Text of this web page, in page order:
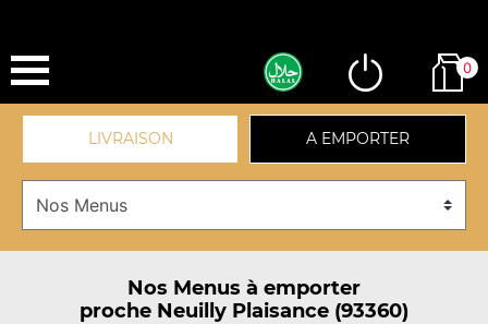
0
LIVRAISON A EMPORTER
Nos Menus à emporter
proche Neuilly Plaisance (93360)